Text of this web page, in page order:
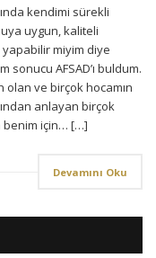
kendimi sürekli
uygun, kaliteli
miyim diye
AFSAD’ı buldum.
ve birçok hocamın
anlayan birçok
benim için… […]
Devamını Oku